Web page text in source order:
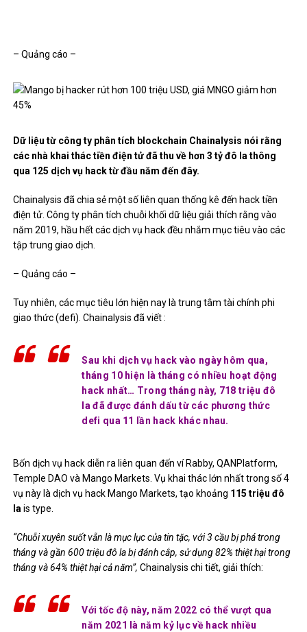
– Quảng cáo –
Dữ liệu từ công ty phân tích blockchain Chainalysis nói rằng
các nhà khai thác tiền điện tử đã thu về hơn 3 tỷ đô la thông
qua 125 dịch vụ hack từ đầu năm đến đây.
Chainalysis đã chia sẻ một số liên quan thống kê đến hack tiền
điện tử. Công ty phân tích chuỗi khối dữ liệu giải thích rằng vào
năm 2019, hầu hết các dịch vụ hack đều nhắm mục tiêu vào các
tập trung giao dịch.
– Quảng cáo –
Tuy nhiên, các mục tiêu lớn hiện nay là trung tâm tài chính phi
giao thức (defi). Chainalysisđã viết:
Sau khi dịch vụ hack vào ngày hôm qua,
tháng 10 hiện là tháng có nhiều hoạt động
hack nhất… Trong tháng này, 718 triệu đô
la đã được đánh dấu từ các phương thức
defi qua 11 lần hack khác nhau.
Bốn dịch vụ hack diễn ra liên quan đến ví Rabby, QANPlatform,
Temple DAO và Mango Markets. Vụ khai thác lớn nhất trong số 4
vụ này là dịch vụ hack Mango Markets, tạo khoảng 115 triệu đô
la is type.
“Chuỗi xuyên suốt vẫn là mục lục của tin tặc, với 3 cầu bị phá trong
tháng và gần 600 triệu đô la bị đánh cắp, sử dụng 82% thiệt hại trong
tháng và 64% thiệt hại cả năm”, Chainalysis chi tiết, giải thích:
Với tốc độ này, năm 2022 có thể vượt qua
năm 2021 là năm kỷ lục về hack nhiều